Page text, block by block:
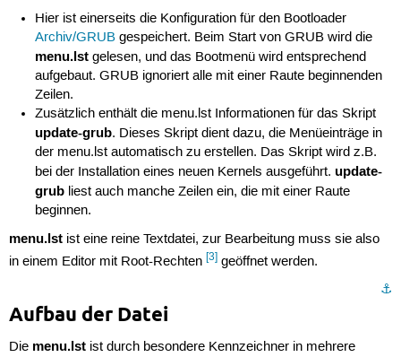
Hier ist einerseits die Konfiguration für den Bootloader
Archiv/GRUB gespeichert. Beim Start von GRUB wird die
menu.lst gelesen, und das Bootmenü wird entsprechend
aufgebaut. GRUB ignoriert alle mit einer Raute beginnenden
Zeilen.
Zusätzlich enthält die menu.lst Informationen für das Skript
update-grub. Dieses Skript dient dazu, die Menüeinträge in
der menu.lst automatisch zu erstellen. Das Skript wird z.B.
bei der Installation eines neuen Kernels ausgeführt. update-
grub liest auch manche Zeilen ein, die mit einer Raute
beginnen.
menu.lstist eine reine Textdatei, zur Bearbeitung muss sie also
in einem Editor mit Root-Rechten [3]geöffnet werden.
⚓︎
Aufbau der Datei
Die menu.lstist durch besondere Kennzeichner in mehrere